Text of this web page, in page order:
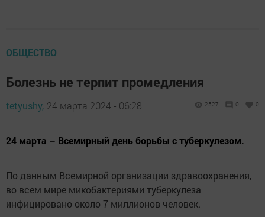
ОБЩЕСТВО
Болезнь не терпит промедления
tetyushy, 24 марта 2024 - 06:28 2527 0 0
24 марта – Всемирный день борьбы с туберкулезом.
По данным Всемирной организации здравоохранения,
во всем мире микобактериями туберкулеза
инфицировано около 7 миллионов человек.